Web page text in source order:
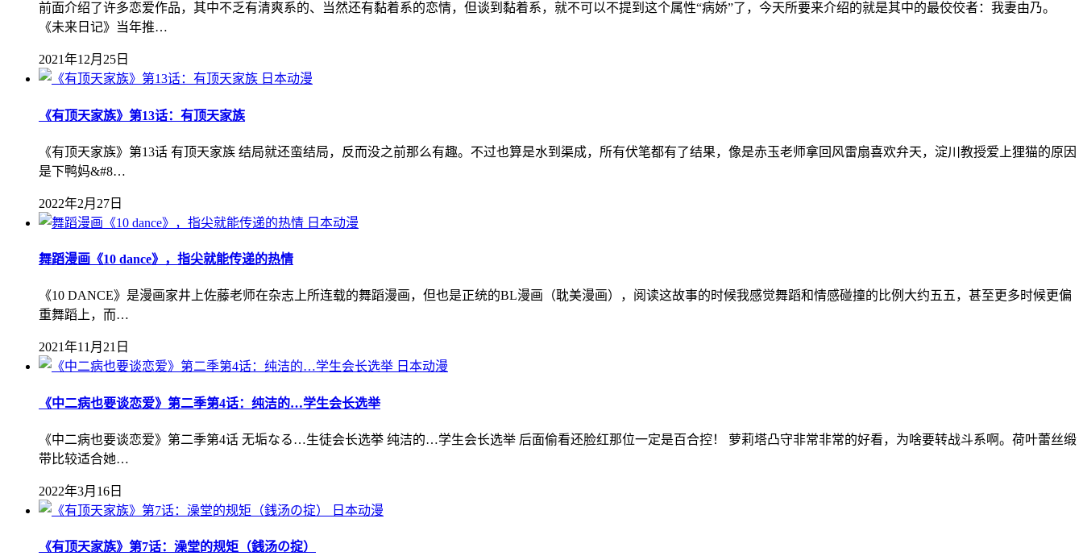
前面介绍了许多恋爱作品，其中不乏有清爽系的、当然还有黏着系的恋情，但谈到黏着系，就不可以不提到这个属性“病娇”了，今天所要来介绍的就是其中的最佼佼者：我妻由乃。
《未来日记》当年推…
2021年12月25日
日本动漫
《有顶天家族》第13话：有顶天家族
《有顶天家族》第13话 有顶天家族 结局就还蛮结局，反而没之前那么有趣。不过也算是水到渠成，所有伏笔都有了结果，像是赤玉老师拿回风雷扇喜欢弁天，淀川教授爱上狸猫的原因
是下鸭妈&#8…
2022年2月27日
日本动漫
舞蹈漫画《10 dance》，指尖就能传递的热情
《10 DANCE》是漫画家井上佐藤老师在杂志上所连载的舞蹈漫画，但也是正统的BL漫画（耽美漫画），阅读这故事的时候我感觉舞蹈和情感碰撞的比例大约五五，甚至更多时候更偏
重舞蹈上，而…
2021年11月21日
日本动漫
《中二病也要谈恋爱》第二季第4话：纯洁的…学生会长选举
《中二病也要谈恋爱》第二季第4话 无垢なる…生徒会长选挙 纯洁的…学生会长选举 后面偷看还脸红那位一定是百合控！ 萝莉塔凸守非常非常的好看，为啥要转战斗系啊。荷叶蕾丝缎
带比较适合她…
2022年3月16日
日本动漫
《有顶天家族》第7话：澡堂的规矩（銭汤の掟）